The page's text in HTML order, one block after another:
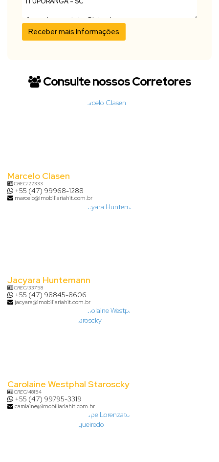
Consulte nossos Corretores
Marcelo Clasen
CRECI22333
+55 (47) 99968-1288
marcelo@imobiliariahit.com.br
Jacyara Huntemann
CRECI33758
+55 (47) 98845-8606
jacyara@imobiliariahit.com.br
Carolaine Westphal Staroscky
CRECI48154
+55 (47) 99795-3319
carolaine@imobiliariahit.com.br